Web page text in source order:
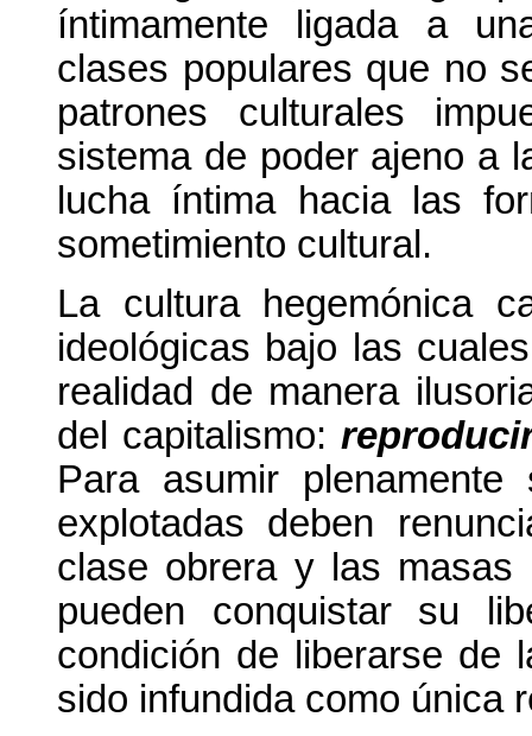
íntimamente ligada a
clases populares que no
patrones culturales
sistema de poder ajeno a
lucha íntima hacia las
sometimiento cultural.
La cultura hegemónica
ideológicas bajo las
realidad de manera
del capitalismo:
Para asumir
explotadas deben
clase obrera y las masas
pueden conquistar su
condición de liberarse de
sido infundida como única